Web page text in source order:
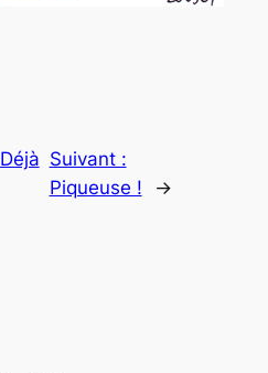
Déjà Suivant :
Piqueuse !
→